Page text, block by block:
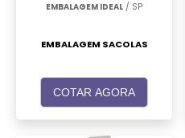
EMBALAGEM IDEAL / SP
EMBALAGEM SACOLAS
COTAR AGORA